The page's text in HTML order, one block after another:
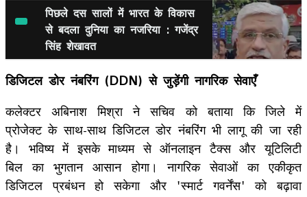
पिछले दस सालों में भारत के विकास
से बदला दुन‍िया का नजर‍िया : गजेंद्र
सिंह शेखावत
​डिजिटल डोर नंबरिंग (DDN) से जुड़ेंगी नागरिक सेवाएँ
कलेक्टर अबिनाश मिश्रा ने सचिव को बताया कि जिले में
प्रोजेक्ट के साथ-साथ डिजिटल डोर नंबरिंग भी लागू की जा रही
है। भविष्य में इसके माध्यम से ​ऑनलाइन टैक्स और यूटिलिटी
बिल का भुगतान आसान होगा। ​नागरिक सेवाओं का एकीकृत
डिजिटल प्रबंधन हो सकेगा और 'स्मार्ट गवर्नेंस' को बढ़ावा